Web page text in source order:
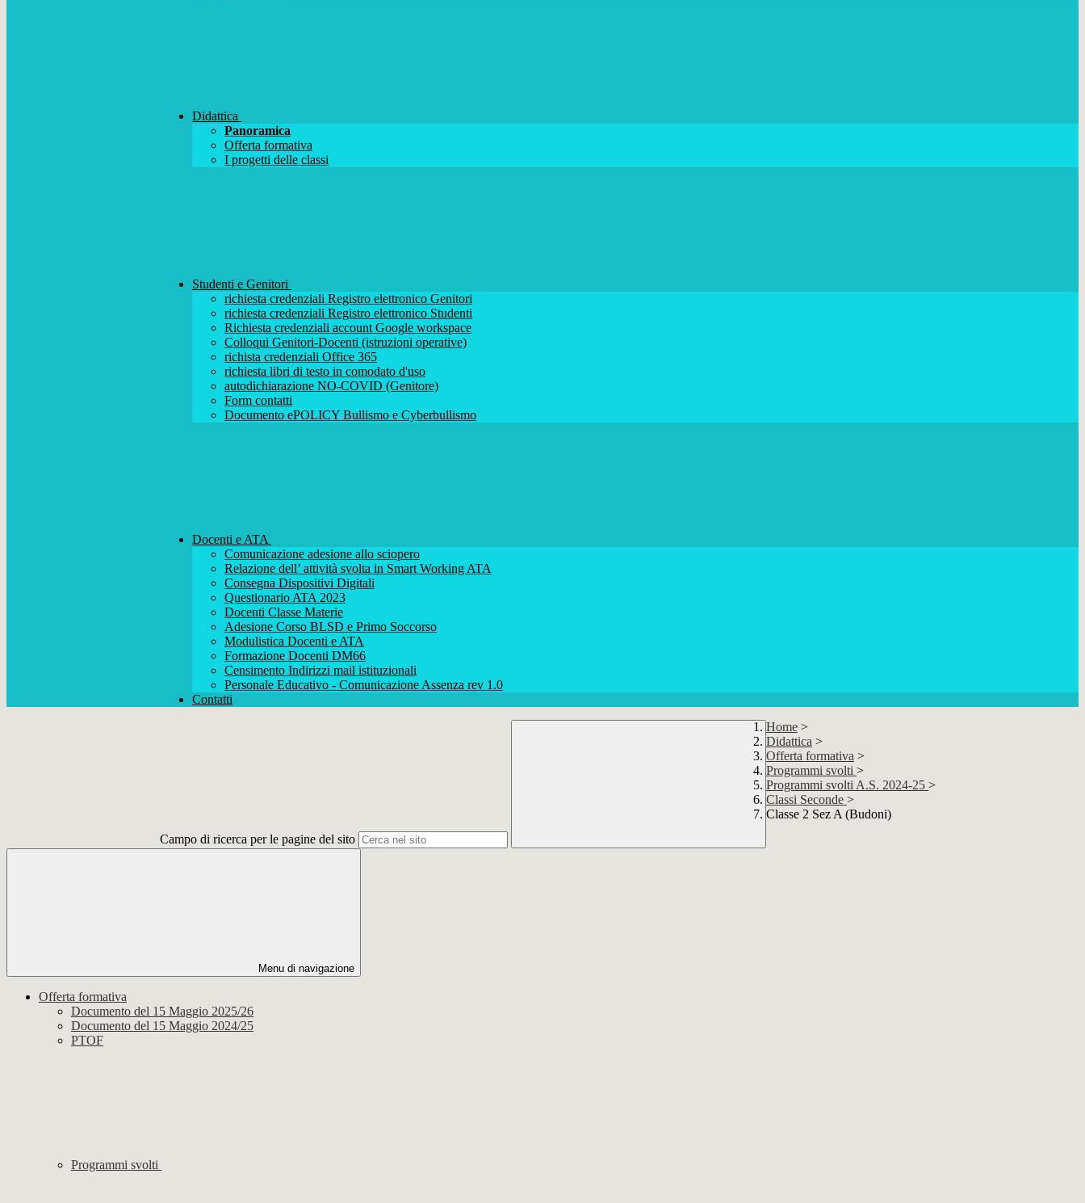
Didattica
Panoramica
Offerta formativa
I progetti delle classi
Studenti e Genitori
richiesta credenziali Registro elettronico Genitori
richiesta credenziali Registro elettronico Studenti
Richiesta credenziali account Google workspace
Colloqui Genitori-Docenti (istruzioni operative)
richista credenziali Office 365
richiesta libri di testo in comodato d'uso
autodichiarazione NO-COVID (Genitore)
Form contatti
Documento ePOLICY Bullismo e Cyberbullismo
Docenti e ATA
Comunicazione adesione allo sciopero
Relazione dell’ attività svolta in Smart Working ATA
Consegna Dispositivi Digitali
Questionario ATA 2023
Docenti Classe Materie
Adesione Corso BLSD e Primo Soccorso
Modulistica Docenti e ATA
Formazione Docenti DM66
Censimento Indirizzi mail istituzionali
Personale Educativo - Comunicazione Assenza rev 1.0
Contatti
Campo di ricerca per le pagine del sito
Home >
Didattica >
Offerta formativa >
Programmi svolti >
Programmi svolti A.S. 2024-25 >
Classi Seconde >
Classe 2 Sez A (Budoni)
Menu di navigazione
Offerta formativa
Documento del 15 Maggio 2025/26
Documento del 15 Maggio 2024/25
PTOF
Programmi svolti